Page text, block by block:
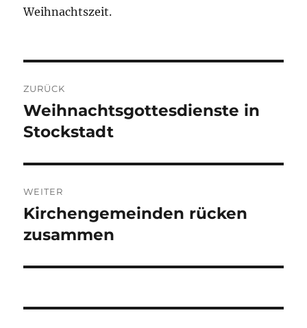
Weihnachtszeit.
ZURÜCK
Vorheriger
Beitrag:
Weihnachtsgottesdienste in
Stockstadt
WEITER
Nächster
Beitrag:
Kirchengemeinden rücken
zusammen